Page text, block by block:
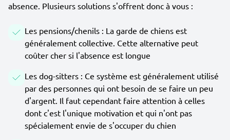
absence. Plusieurs solutions s'offrent donc à vous :
Les pensions/chenils : La garde de chiens est
généralement collective. Cette alternative peut
coûter cher si l'absence est longue
Les dog-sitters : Ce système est généralement utilisé
par des personnes qui ont besoin de se faire un peu
d'argent. Il faut cependant faire attention à celles
dont c'est l'unique motivation et qui n'ont pas
spécialement envie de s'occuper du chien